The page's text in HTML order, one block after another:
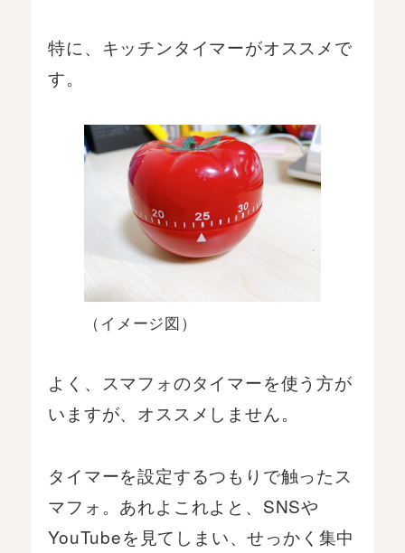
特に、キッチンタイマーがオススメで
す。
（イメージ図）
よく、スマフォのタイマーを使う方が
いますが、オススメしません。
タイマーを設定するつもりで触ったス
マフォ。あれよこれよと、SNSや
YouTubeを見てしまい、せっかく集中